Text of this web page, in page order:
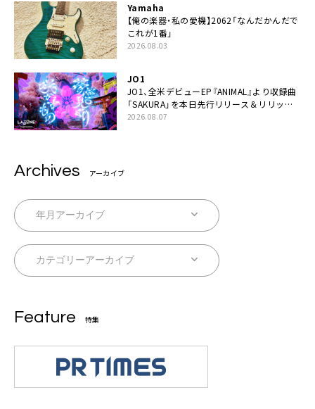
Yamaha
【俺の楽器・私の愛機】2062「なんだかんだで
これが1番」
2026.08.03
JO1
JO1、全⽶デビューEP『ANIMAL』より収録曲
「SAKURA」を本日先行リリース＆リリック
ビデオ公開
2026.08.07
Archives アーカイブ
Feature 特集